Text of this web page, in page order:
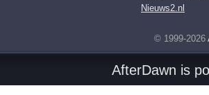
Nieuws2.nl
© 1999-2026
AfterDawn is